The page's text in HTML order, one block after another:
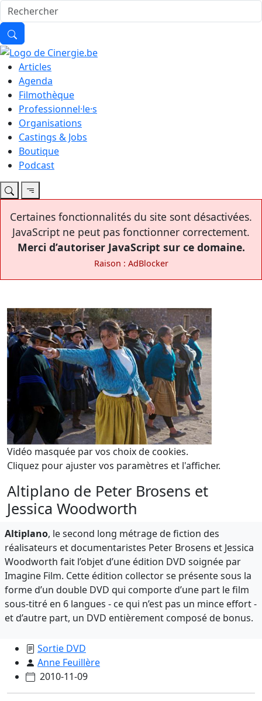
Articles
Agenda
Filmothèque
Professionnel·le·s
Organisations
Castings & Jobs
Boutique
Podcast
Certaines fonctionnalités du site sont désactivées.
JavaScript ne peut pas fonctionner correctement.
Merci d’autoriser JavaScript sur ce domaine.
Raison : AdBlocker
Vidéo masquée par vos choix de cookies.
Cliquez pour ajuster vos paramètres et l'afficher.
Altiplano de Peter Brosens et
Jessica Woodworth
Altiplano, le second long métrage de fiction des
réalisateurs et documentaristes Peter Brosens et Jessica
Woodworth fait l’objet d’une édition DVD soignée par
Imagine Film. Cette édition collector se présente sous la
forme d’un double DVD qui comporte d’une part le film
sous-titré en 6 langues - ce qui n’est pas un mince effort -
et d’autre part, un DVD entièrement composé de bonus.
Sortie DVD
Anne Feuillère
2010-11-09